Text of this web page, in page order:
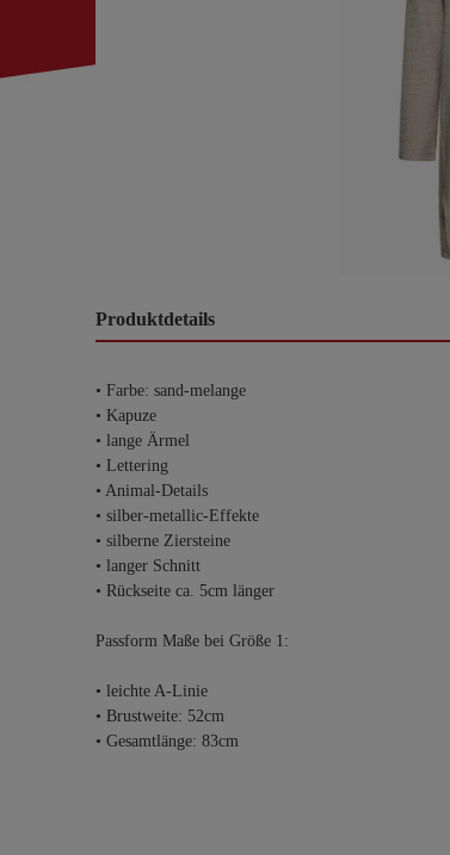
Produktdetails
• Farbe: sand-melange
• Kapuze
• lange Ärmel
• Lettering
• Animal-Details
• silber-metallic-Effekte
• silberne Ziersteine
• langer Schnitt
• Rückseite ca. 5cm länger
Passform Maße bei Größe 1:
• leichte A-Linie
• Brustweite: 52cm
• Gesamtlänge: 83cm